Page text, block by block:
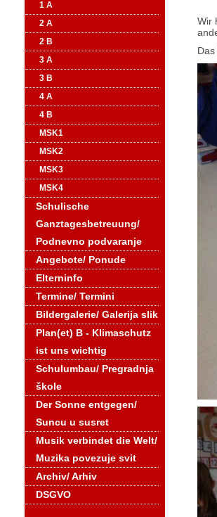
1 A
2 A
2 B
3 A
3 B
4 A
4 B
MSK1
MSK2
MSK3
MSK4
Schulische
Ganztagesbetreuung/
Podnevno podvaranje
Angebote/ Ponude
Elterninfo
Termine/ Termini
Bildergalerie/ Galerija slik
Plan(et) B - Klimaschutz
ist uns wichtig
Schulumbau/ Pregradnja
škole
Der Sonne entgegen/
Suncu u susret
Musik verbindet die Welt/
Muzika povezuje svit
Archiv/ Arhiv
DSGVO
Wir